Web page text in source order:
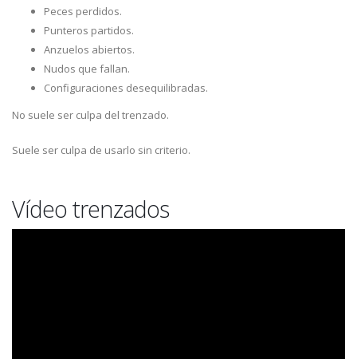
Peces perdidos.
Punteros partidos.
Anzuelos abiertos.
Nudos que fallan.
Configuraciones desequilibradas.
No suele ser culpa del trenzado.
Suele ser culpa de usarlo sin criterio.
Vídeo trenzados